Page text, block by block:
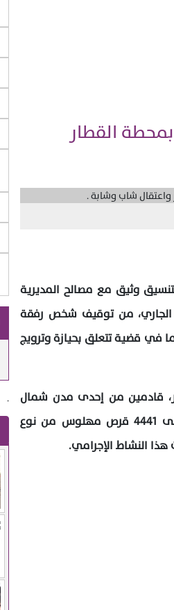
القطار
وثيق مع مصالح المديرية
الوطني، مساء اليوم الأربعاء 13 دجنبر الجاري، من توقيف شخص رفقة
في تورطهما في قضية تتعلق بحيازة وترويج
قادمين من إحدى مدن شمال
المملكة، حيث أسفرت عملية التفتيش عن العثور بحوزتهما على 4441 قرص مهلوس من نوع
النشاط الإجرامي.
.